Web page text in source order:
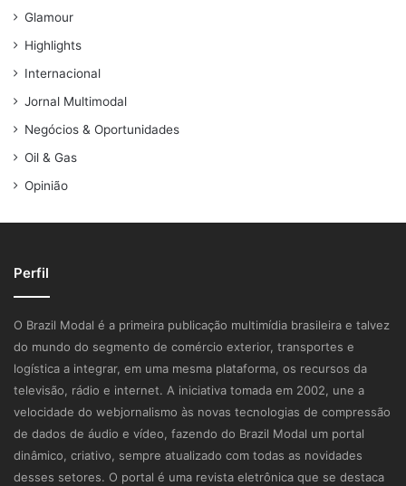
Glamour
Highlights
Internacional
Jornal Multimodal
Negócios & Oportunidades
Oil & Gas
Opinião
Perfil
O Brazil Modal é a primeira publicação multimídia brasileira e talvez
do mundo do segmento de comércio exterior, transportes e
logística a integrar, em uma mesma plataforma, os recursos da
televisão, rádio e internet. A iniciativa tomada em 2002, une a
velocidade do webjornalismo às novas tecnologias de compressão
de dados de áudio e vídeo, fazendo do Brazil Modal um portal
dinâmico, criativo, sempre atualizado com todas as novidades
desses setores. O portal é uma revista eletrônica que se destaca